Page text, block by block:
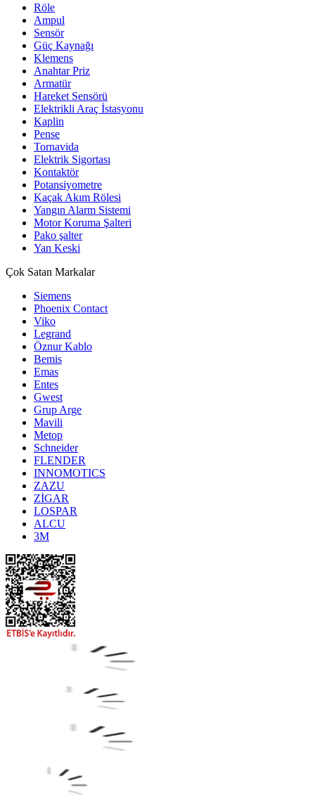
Röle
Ampul
Sensör
Güç Kaynağı
Klemens
Anahtar Priz
Armatür
Hareket Sensörü
Elektrikli Araç İstasyonu
Kaplin
Pense
Tornavida
Elektrik Sigortası
Kontaktör
Potansiyometre
Kaçak Akım Rölesi
Yangın Alarm Sistemi
Motor Koruma Şalteri
Pako şalter
Yan Keski
Çok Satan Markalar
Siemens
Phoenix Contact
Viko
Legrand
Öznur Kablo
Bemis
Emas
Entes
Gwest
Grup Arge
Mavili
Metop
Schneider
FLENDER
INNOMOTICS
ZAZU
ZİGAR
LOSPAR
ALCU
3M